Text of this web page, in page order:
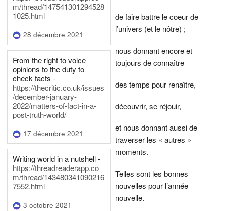
m/thread/147541301294528
1025.html
28 décembre 2021
From the right to voice
opinions to the duty to
check facts -
https://thecritic.co.uk/issues
/december-january-
2022/matters-of-fact-in-a-
post-truth-world/
17 décembre 2021
Writing world in a nutshell -
https://threadreaderapp.co
m/thread/143480341090216
7552.html
3 octobre 2021
de faire battre le coeur de
l’univers (et le nôtre) ;
nous donnant encore et
toujours de connaître
des temps pour renaître,
découvrir, se réjouir,
et nous donnant aussi de
traverser les « autres »
moments.
Telles sont les bonnes
nouvelles pour l’année
nouvelle.